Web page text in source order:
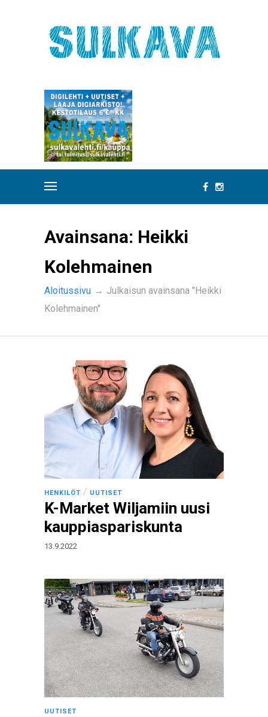
Avainsana: Heikki
Kolehmainen
Aloitussivu → Julkaisun avainsana "Heikki
Kolehmainen"
HENKILÖT / UUTISET
K-Market Wiljamiin uusi
kauppiaspariskunta
13.9.2022
UUTISET